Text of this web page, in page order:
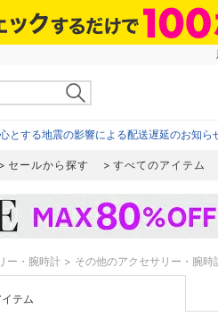
とする地震の影響による配送遅延のお知ら
セールから探す すべてのアイテム
ー・腕時計 その他のアクセサリー・腕時
イテム